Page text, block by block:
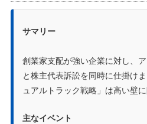
サマリー
創業家支配が強い企業に対し、
と株主代表訴訟を同時に仕掛けま
ュアルトラック戦略」は高い壁
主なイベント